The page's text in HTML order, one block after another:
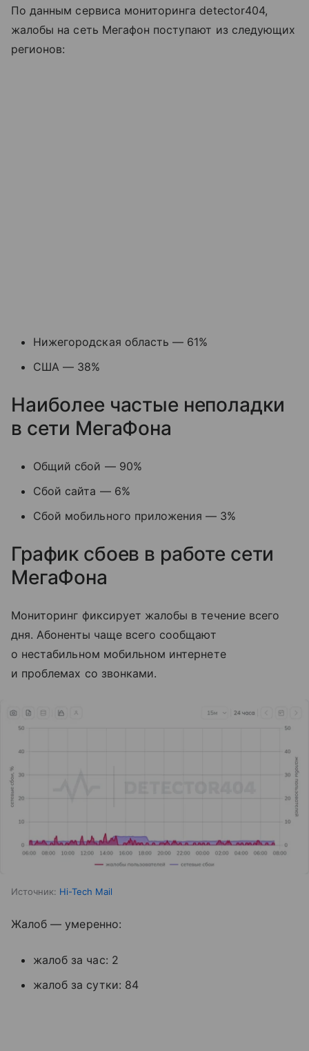
По данным сервиса мониторинга detector404,
жалобы на сеть Мегафон поступают из следующих
регионов:
Нижегородская область — 61%
США — 38%
Наиболее частые неполадки
в сети МегаФона
Общий сбой — 90%
Сбой сайта — 6%
Сбой мобильного приложения — 3%
График сбоев в работе сети
МегаФона
Мониторинг фиксирует жалобы в течение всего
дня. Абоненты чаще всего сообщают
о нестабильном мобильном интернете
и проблемах со звонками.
Источник: Hi-Tech Mail
Жалоб — умеренно:
жалоб за час: 2
жалоб за сутки: 84